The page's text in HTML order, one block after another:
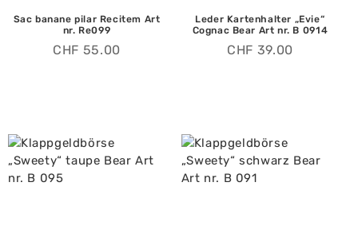
Sac banane pilar Recitem Art
nr. Re099
CHF 55.00
Leder Kartenhalter „Evie“
Cognac Bear Art nr. B 0914
CHF 39.00